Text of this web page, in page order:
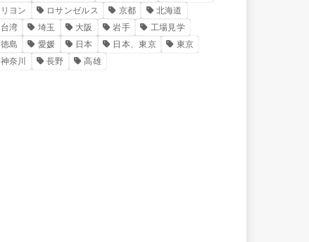
リヨン
ロサンゼルス 京都
北海道
台湾
埼玉 大阪 岩手
工場見学
徳島
愛媛 日本 日本、東京
東京
神奈川
長野 高雄